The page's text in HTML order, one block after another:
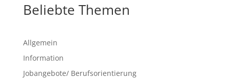
Beliebte Themen
Allgemein
Information
Jobangebote/ Berufsorientierung